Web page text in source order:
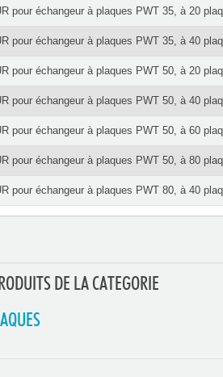
pour échangeur à plaques PWT 35, à 20
pour échangeur à plaques PWT 35, à 40
pour échangeur à plaques PWT 50, à 20
pour échangeur à plaques PWT 50, à 40
pour échangeur à plaques PWT 50, à 60
pour échangeur à plaques PWT 50, à 80
pour échangeur à plaques PWT 80, à 40
DE LA CATEGORIE